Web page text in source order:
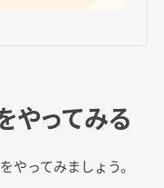
やってみる
やってみましょう。